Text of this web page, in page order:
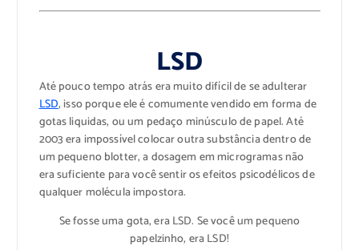
LSD
Até pouco tempo atrás era muito difícil de se adulterar
LSD, isso porque ele é comumente vendido em forma de
gotas liquidas, ou um pedaço minúsculo de papel. Até
2003 era impossível colocar outra substância dentro de
um pequeno blotter, a dosagem em microgramas não
era suficiente para você sentir os efeitos psicodélicos de
qualquer molécula impostora.
Se fosse uma gota, era LSD. Se você um pequeno
papelzinho, era LSD!